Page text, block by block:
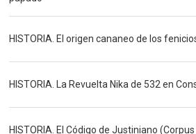
HISTORIA. El origen cananeo de los
HISTORIA. La Revuelta Nika de 532 en
HISTORIA. El Código de Justiniano